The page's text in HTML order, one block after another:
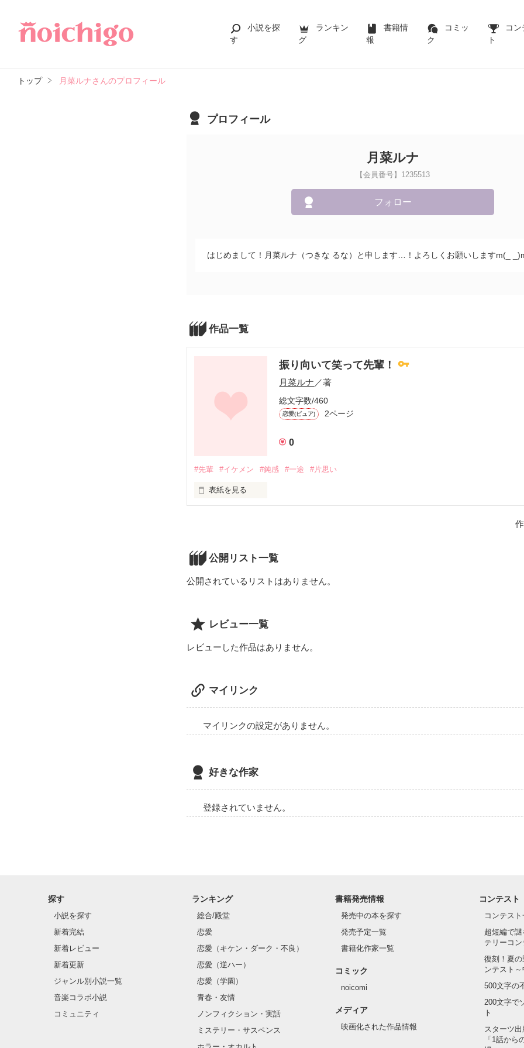
小説を探
す
ランキン
グ
書籍情
報
コミッ
ク
コン
ト
トップ 月菜ルナさんのプロフィール
プロフィール
月菜ルナ
【会員番号】1235513
フォロー
はじめまして！月菜ルナ（つきな るな）と申します…！よろしくお願いしますm(_
作品一覧
振り向いて笑って先輩！
月菜ルナ／著
総文字数/460
恋愛(ピュア) 2ページ
0
#先輩 #イケメン #鈍感 #一途 #片思い
表紙を見る
「うざい」
すごくイケメンで誰に対しても素っ気なくて、冷たい先輩。
でも、わたし知ってます。
作品を読む
公開リスト一覧
公開されているリストはありません。
レビュー一覧
レビューした作品はありません。
マイリンク
マイリンクの設定がありません。
好きな作家
登録されていません。
探す
小説を探す
新着完結
新着レビュー
新着更新
ジャンル別小説一覧
音楽コラボ小説
コミュニティ
ランキング
総合/殿堂
恋愛
恋愛（キケン・ダーク・不良）
恋愛（逆ハー）
恋愛（学園）
青春・友情
ノンフィクション・実話
ミステリー・サスペンス
書籍発売情報
発売中の本を探す
発売予定一覧
書籍化作家一覧
コミック
noicomi
メディア
映画化された作品情報
コンテスト
コンテスト
超短編で
テリーコン
復刻！夏
ンテスト
500文字の
200文字で
ト
スターツ
「1話から